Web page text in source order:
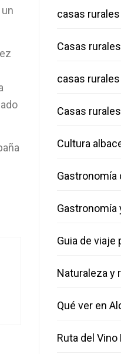
casas
Casas
casas
Casas
Cultura
Gastronomía
Gastronomía
Guia de viaje
Naturaleza y
Qué ver en
Ruta del